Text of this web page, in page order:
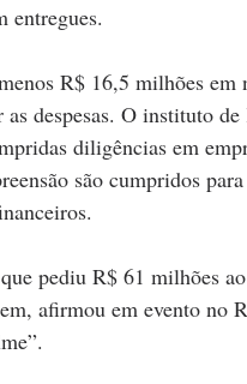
entregues.
R$ 16,5 milhões em
despesas. O instituto
diligências em
são cumpridos
pediu R$ 61 milhões
afirmou em evento no